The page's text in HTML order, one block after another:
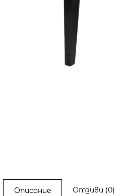
Описание Отзиви (0)